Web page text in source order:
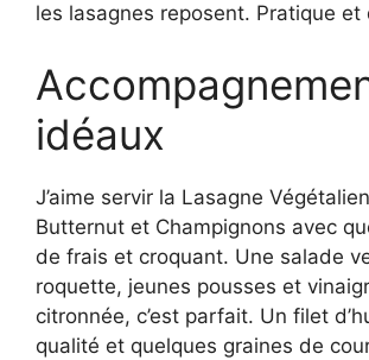
les lasagnes reposent. Pratique et
idéaux
J’aime servir la Lasagne
Butternut et Champignons avec
de frais et croquant. Une salade
roquette, jeunes pousses et
citronnée, c’est parfait. Un filet
qualité et quelques graines de